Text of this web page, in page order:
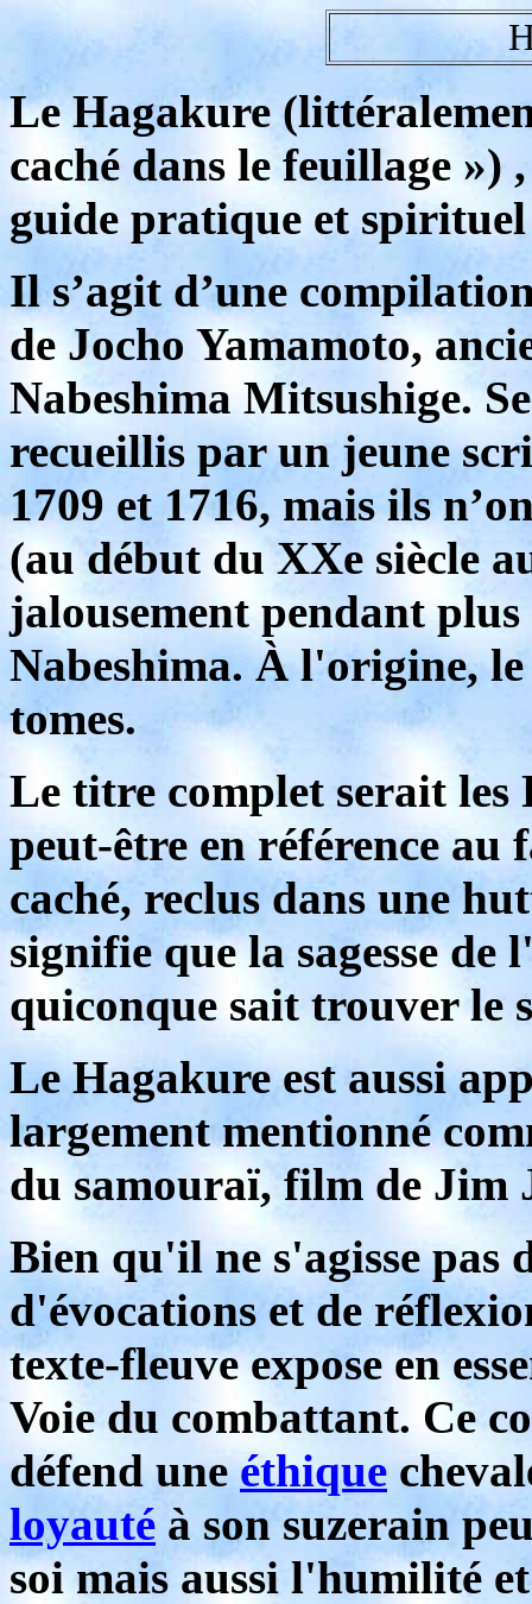
Le Hagakure
caché dans le feuillage
guide pratique et
Il s’agit d’une
de Jocho Yamamoto,
Nabeshima Mitsushige.
recueillis par un jeune
1709 et 1716, mais ils
(au début du XXe siècle
jalousement pendant plus
Nabeshima. À l'origine,
tomes.
Le titre complet serait les
peut-être en référence
caché, reclus dans une
signifie que la sagesse de
quiconque sait trouver le
Le Hagakure est aussi
largement mentionné
du samouraï, film de Jim
Bien qu'il ne s'agisse
d'évocations et de
texte-fleuve expose en
Voie du combattant. Ce
défend uneéthique
loyauté à son suzerain
soi mais aussi l'humilité